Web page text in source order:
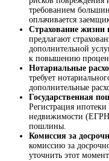
требованием
оплачивается
Страхование жизни
предлагают
дополнительной
к повышению
Нотариальные
требует
дополнительные
Государственная
Регистрация
недвижимости (ЕГРН)
пошлины.
Комиссия за
комиссию за
уточнить этот